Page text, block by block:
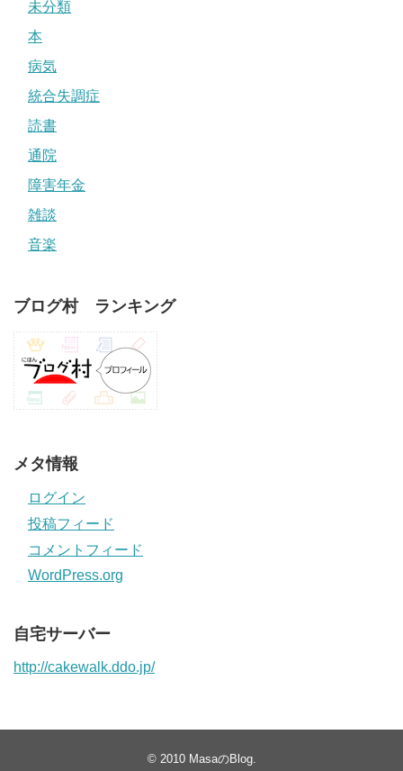
未分類
本
病気
統合失調症
読書
通院
障害年金
雑談
音楽
ブログ村 ランキング
メタ情報
ログイン
投稿フィード
コメントフィード
WordPress.org
自宅サーバー
http://cakewalk.ddo.jp/
© 2010 MasaのBlog.